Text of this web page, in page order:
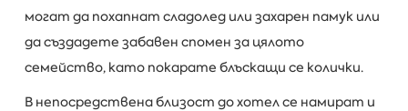
могат да похапнат сладолед или захарен памук или
да създадете забавен спомен за цялото
семейство, като покарате блъскащи се колички.
В непосредствена близост до хотел се намират и